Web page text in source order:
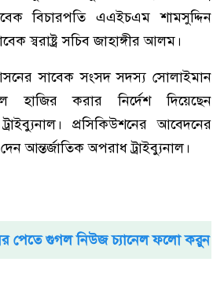
বিচারপতি এএইচএম শামসুদ্দিন
স্বরাষ্ট্র সচিব জাহাঙ্গীর আলম।
সাবেক সংসদ সদস্য সোলাইমান
হাজির করার নির্দেশ দিয়েছেন
প্রসিকিউশনের আবেদনের
আন্তর্জাতিক অপরাধ ট্রাইব্যুনাল।
পেতে গুগল নিউজ চ্যানেল ফলো করুন